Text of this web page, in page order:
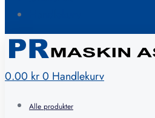
0.00 kr0 Handlekurv
Alle produkter